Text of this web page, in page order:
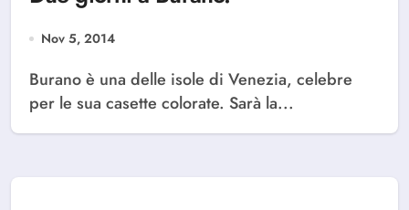
Nov 5, 2014
Burano è una delle isole di Venezia, celebre
per le sua casette colorate. Sarà la...